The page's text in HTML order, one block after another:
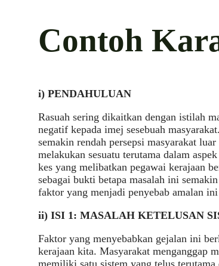
Contoh
i) PENDAHULUAN
Rasuah sering dikaitkan dengan istilah
negatif kepada imej sesebuah
semakin rendah persepsi masyarakat
melakukan sesuatu terutama dalam
kes yang melibatkan pegawai kerajaan
sebagai bukti betapa masalah ini
faktor yang menjadi penyebab amalan
ii) ISI 1: MASALAH KETELUSAN
Faktor yang menyebabkan gejalan ini
kerajaan kita. Masyarakat menganggap
memiliki satu sistem yang telus